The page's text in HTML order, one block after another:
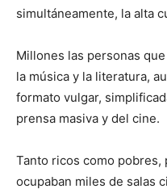
simultáneamente, la alta
Millones las personas
la música y la literatura,
formato vulgar,
prensa masiva y del cine.
Tanto ricos como pobres,
ocupaban miles de salas